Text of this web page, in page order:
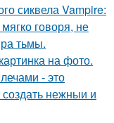
сиквела Vampire:
говоря, не
тьмы.
на фото.
- это
нежныи и